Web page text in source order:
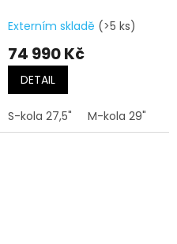
L-kola 29" XL-kola 29"
Star/Matte Dark Web
Externím skladě (>5 ks)
74 990 Kč
DETAIL
S-kola 27,5" M-kola 29"